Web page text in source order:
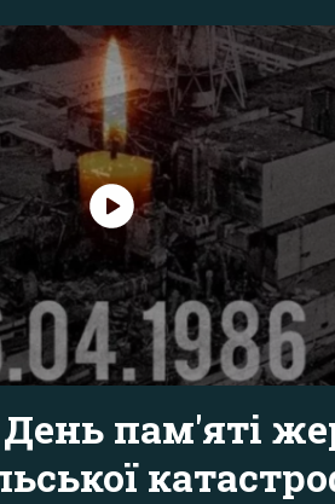
День пам'яті